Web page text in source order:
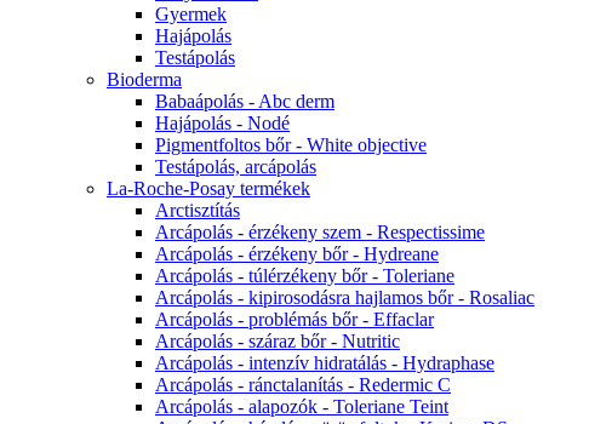
Gyermek
Hajápolás
Testápolás
Bioderma
Babaápolás - Abc derm
Hajápolás - Nodé
Pigmentfoltos bőr - White objective
Testápolás, arcápolás
La-Roche-Posay termékek
Arctisztítás
Arcápolás - érzékeny szem - Respectissime
Arcápolás - érzékeny bőr - Hydreane
Arcápolás - túlérzékeny bőr - Toleriane
Arcápolás - kipirosodásra hajlamos bőr - Rosaliac
Arcápolás - problémás bőr - Effaclar
Arcápolás - száraz bőr - Nutritic
Arcápolás - intenzív hidratálás - Hydraphase
Arcápolás - ránctalanítás - Redermic C
Arcápolás - alapozók - Toleriane Teint